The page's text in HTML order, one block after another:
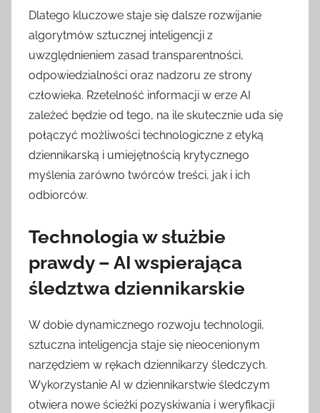
Dlatego kluczowe staje się dalsze rozwijanie
algorytmów sztucznej inteligencji z
uwzględnieniem zasad transparentności,
odpowiedzialności oraz nadzoru ze strony
człowieka. Rzetelność informacji w erze AI
zależeć będzie od tego, na ile skutecznie uda się
połączyć możliwości technologiczne z etyką
dziennikarską i umiejętnością krytycznego
myślenia zarówno twórców treści, jak i ich
odbiorców.
Technologia w służbie
prawdy – AI wspierająca
śledztwa dziennikarskie
W dobie dynamicznego rozwoju technologii,
sztuczna inteligencja staje się nieocenionym
narzędziem w rękach dziennikarzy śledczych.
Wykorzystanie AI w dziennikarstwie śledczym
otwiera nowe ścieżki pozyskiwania i weryfikacji